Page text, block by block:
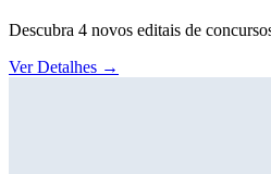
Descubra 4 novos editais de
Ver Detalhes →